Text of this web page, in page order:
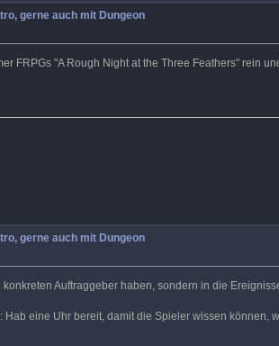
gerne auch mit Dungeon
FRPGs "A Rough Night at the Three Feathers" rein
gerne auch mit Dungeon
Auftraggeber haben, sondern in die
eine Uhr bereit, damit die Spieler wissen können,